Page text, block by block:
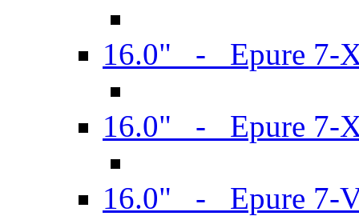
16.0" - Epure 7-
16.0" - Epure 7-
16.0" - Epure 7-